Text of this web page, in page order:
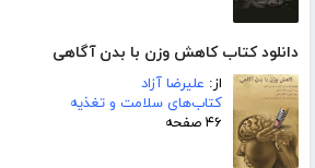
دانلود کتاب کاهش وزن با بدن آگاهی
از: علیرضا آزاد
کتاب‌های سلامت و تغذیه
۴۶ صفحه